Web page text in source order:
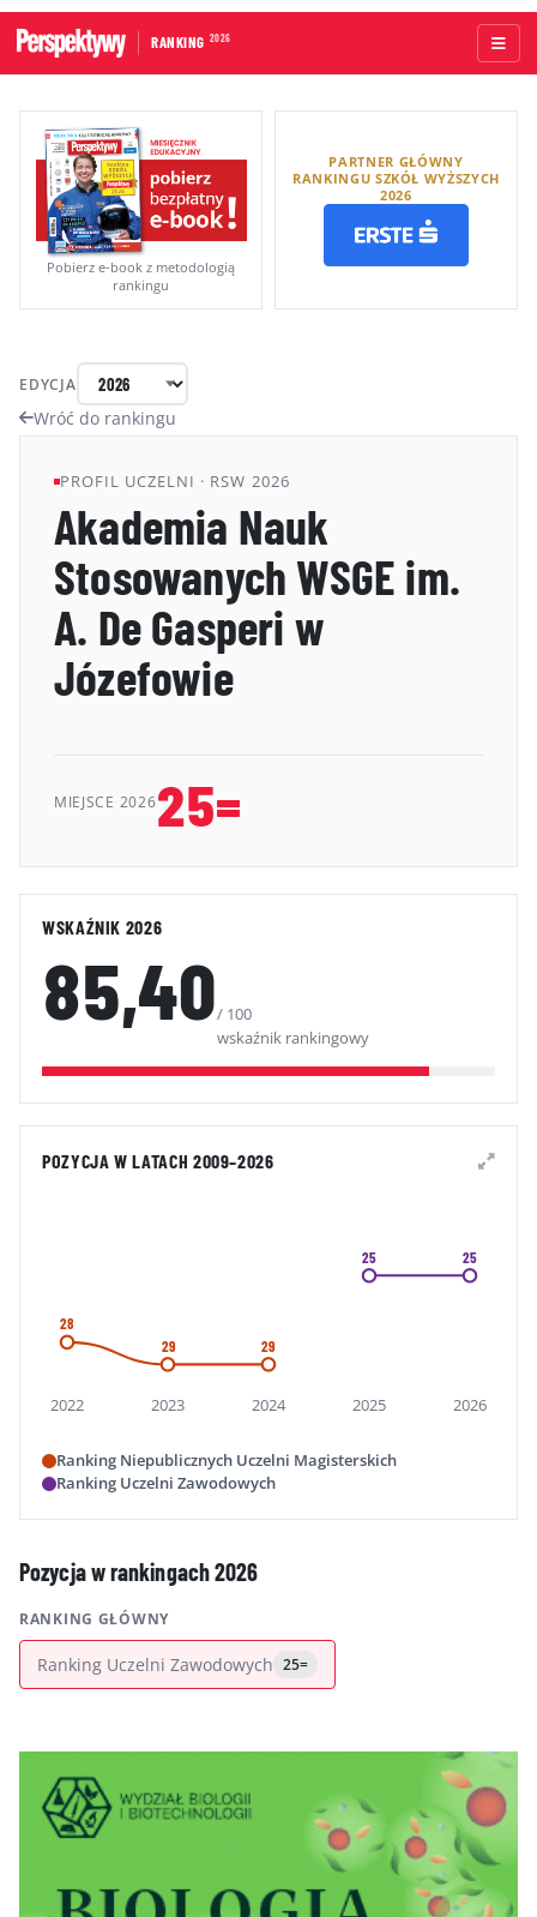
RANKING 2026
STRONA GŁÓWNA
UCZELNIE AKADEMICKIE
UCZELNIE ZAWODOWE
RANKINGI WG TYPÓW UCZELNI
RANKINGI WG GRUP KRYTERIÓW
RANKING KIERUNKÓW STUDIÓW
METODOLOGIA
GALERIA
KONTAKT
Pobierz e-book z metodologią
rankingu
PARTNER GŁÓWNY
RANKINGU SZKÓŁ WYŻSZYCH
2026
Wróć do rankingu
EDYCJA
PROFIL UCZELNI · RSW 2026
Akademia Nauk
Stosowanych WSGE im.
A. De Gasperi w
Józefowie
MIEJSCE 202625=
WSKAŹNIK 2026
85,40/ 100
wskaźnik rankingowy
POZYCJA W LATACH 2009–2026
2022 2023 2024 2025 2026
28
29 29
25 25
Ranking Niepublicznych Uczelni Magisterskich
Ranking Uczelni Zawodowych
Pozycja w rankingach 2026
RANKING GŁÓWNY
Ranking Uczelni Zawodowych 25=